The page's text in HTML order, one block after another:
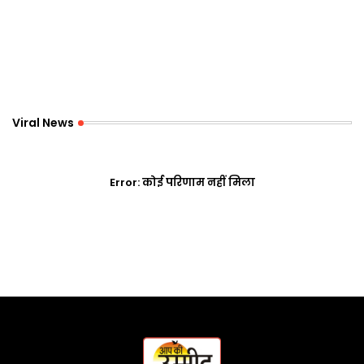
Viral News
Error:कोई परिणाम नहीं मिला